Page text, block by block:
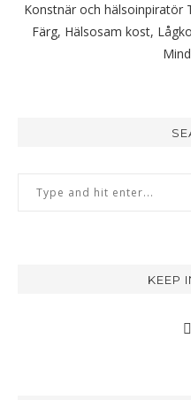
Konstnär och hälsoinpiratör
Färg, Hälsosam kost,
KEEP